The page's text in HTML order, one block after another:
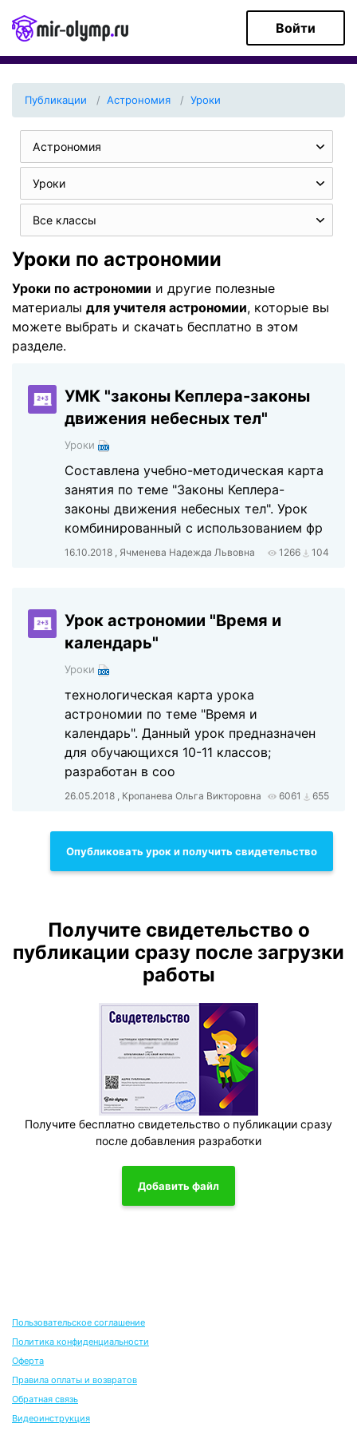
Войти
Публикации Астрономия Уроки
Астрономия
Уроки
Все классы
Уроки по астрономии
Уроки по астрономии и другие полезные
материалы для учителя астрономии, которые вы
можете выбрать и скачать бесплатно в этом
разделе.
УМК "законы Кеплера-законы
движения небесных тел"
Уроки
Составлена учебно-методическая карта
занятия по теме "Законы Кеплера-
законы движения небесных тел". Урок
комбинированный с использованием фр
16.10.2018 , Ячменева Надежда Львовна 1266 104
Урок астрономии "Время и
календарь"
Уроки
технологическая карта урока
астрономии по теме "Время и
календарь". Данный урок предназначен
для обучающихся 10-11 классов;
разработан в соо
26.05.2018 , Кропанева Ольга Викторовна 6061 655
Опубликовать урок и получить свидетельство
Получите свидетельство о
публикации сразу после загрузки
работы
Получите бесплатно свидетельство о публикации сразу
после добавления разработки
Добавить файл
Пользовательское соглашение
Политика конфиденциальности
Оферта
Правила оплаты и возвратов
Обратная связь
Видеоинструкция